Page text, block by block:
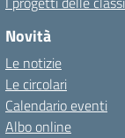
Novità
Le notizie
Le circolari
Calendario eventi
Albo online